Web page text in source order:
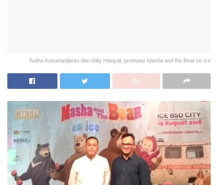
Yudha Kusumadijanto dan Willy Hidayat, promotor Masha and the Bear on Ice